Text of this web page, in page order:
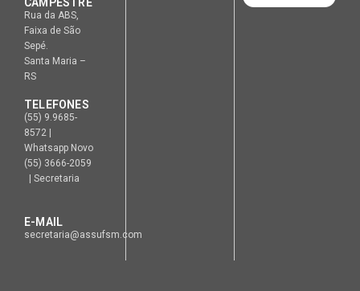
CAMPESTRE
Rua da ABS,
Faixa de São
Sepé.
Santa Maria –
RS
TELEFONES
(55) 9.9685-
8572 |
Whatsapp Novo
(55) 3666-2059
| Secretaria
E-MAIL
secretaria@assufsm.com